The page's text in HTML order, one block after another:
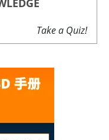
Take a Quiz!